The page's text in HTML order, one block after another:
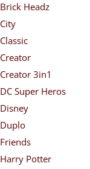
Brick Headz
City
Classic
Creator
Creator 3in1
DC Super Heros
Disney
Duplo
Friends
Harry Potter